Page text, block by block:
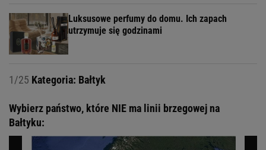
Luksusowe perfumy do domu. Ich zapach
utrzymuje się godzinami
1/25 Kategoria: Bałtyk
Wybierz państwo, które NIE ma linii brzegowej na
Bałtyku: